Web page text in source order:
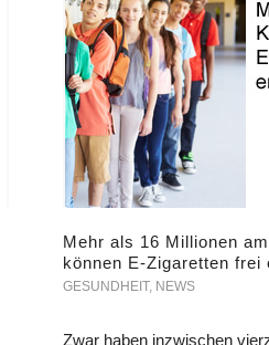
Mehr als 16 Millionen
können E-Zigaretten frei
GESUNDHEIT, NEWS
Zwar haben inzwischen